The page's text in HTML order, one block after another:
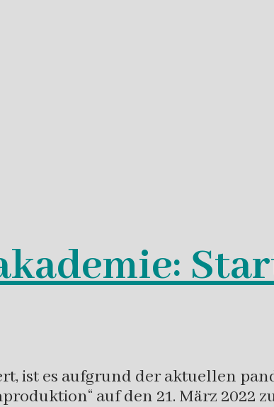
ist es aufgrund der aktuellen
auf den 21. März